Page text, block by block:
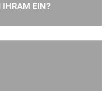
IHRAM EIN?